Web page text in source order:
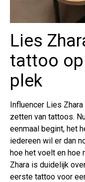
Lies
tattoo
plek
Influencer Lies
zetten van tattoos.
eenmaal begint, het
iedereen wil er dan
hoe het voelt en hoe
Zhara is duidelijk
eerste tattoo voor